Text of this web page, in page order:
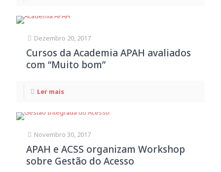
Dezembro 20, 2017
Cursos da Academia APAH avaliados
com “Muito bom”
Ler mais
Novembro 30, 2017
APAH e ACSS organizam Workshop
sobre Gestão do Acesso